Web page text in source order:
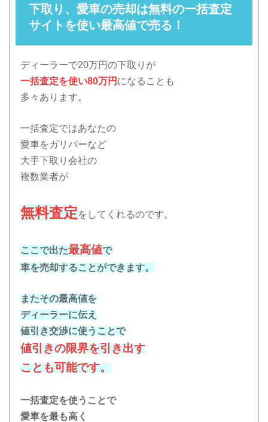
下取り、愛車の売却は無料の一括査定
サイトを使い最高値で売る！
ディーラーで20万円の下取りが
一括査定を使い80万円 になることも
多々あります。
一括査定ではあなたの
愛車をガリバーなど
大手下取り会社の
複数業者が
無料査定をしてくれるのです。
ここで出た最高値で
車を売却することができます。
またその最高値を
ディーラーに伝え
値引き交渉に使うことで
値引きの限界を引き出す
ことも可能です。
一括査定を使うことで
愛車を最も高く